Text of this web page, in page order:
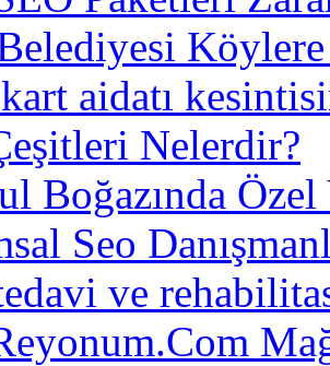
aidatı
Nelerdir?
Boğazında
Seo
ve